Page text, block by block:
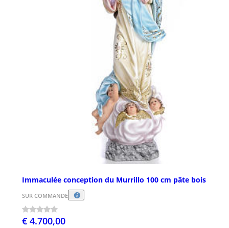
Immaculée conception du Murrillo 100 cm pâte bois
SUR COMMANDE
€ 4.700,00